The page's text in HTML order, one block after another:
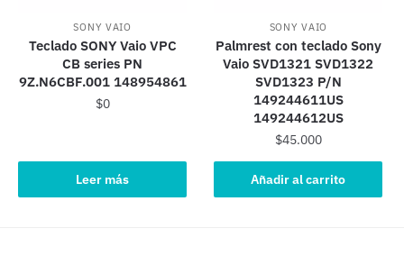
SONY VAIO
Teclado SONY Vaio VPC
CB series PN
9Z.N6CBF.001 148954861
$0
Leer más
SONY VAIO
Palmrest con teclado Sony
Vaio SVD1321 SVD1322
SVD1323 P/N
149244611US
149244612US
$45.000
Añadir al carrito